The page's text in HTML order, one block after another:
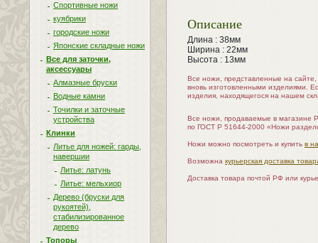
Спортивные ножи
куябрики
городские ножи
Японские складные ножи
Все для заточки,
аксессуары
Алмазные бруски
Водные камни
Точилки и заточные
устройства
Клинки
Литье для ножей: гарды,
навершии
Литье: латунь
Литье: мельхиор
Дерево (бруски для
рукоятей),
стабилизированное
дерево
Топоры
Описание
Длина : 38мм
Ширина : 22мм
Высота : 13мм
Все ножи, представленные на
вновь изготовленными изделиями.
изделия, находящегося на нашем
Все ножи, продаваемые в магазине
по ГОСТ Р 51644-2000 «Ножи
Ножи можно посмотреть и купить в
Возможна курьерская доставка
Доставка товара почтой РФ или